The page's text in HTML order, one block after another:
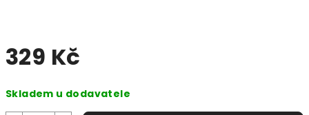
329 Kč
cena:
Skladem u dodavatele